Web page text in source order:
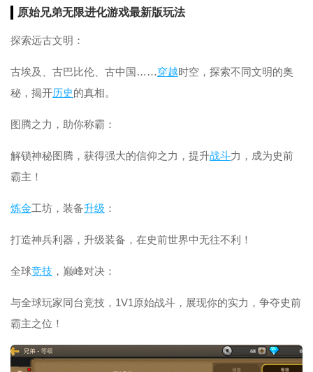
原始兄弟无限进化游戏最新版玩法
探索远古文明：
古埃及、古巴比伦、古中国……穿越时空，探索不同文明的奥
秘，揭开历史的真相。
图腾之力，助你称霸：
解锁神秘图腾，获得强大的信仰之力，提升战斗力，成为史前
霸主！
炼金工坊，装备升级 ：
打造神兵利器，升级装备，在史前世界中无往不利！
全球竞技 ，巅峰对决：
与全球玩家同台竞技，1V1原始战斗，展现你的实力，争夺史前
霸主之位！